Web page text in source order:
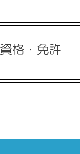
資格・免許